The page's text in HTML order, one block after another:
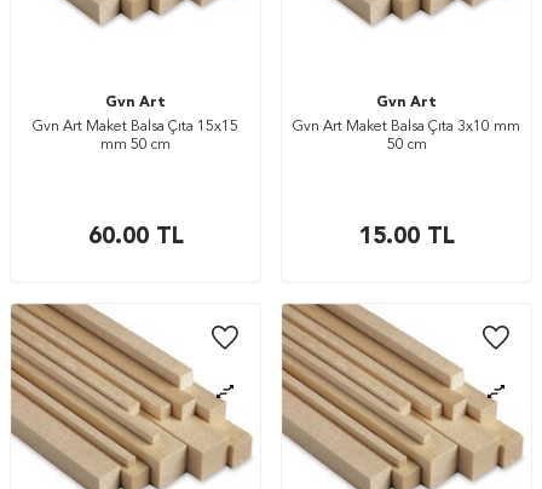
Gvn Art
Gvn Art Maket Balsa Çıta 15x15
mm 50 cm
60.00TL
Gvn Art
Gvn Art Maket Balsa Çıta 3x10 mm
50 cm
15.00TL